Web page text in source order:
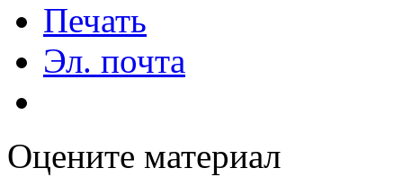
Печать
Эл. почта
Оцените материал